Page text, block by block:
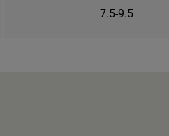
7.5-9.5